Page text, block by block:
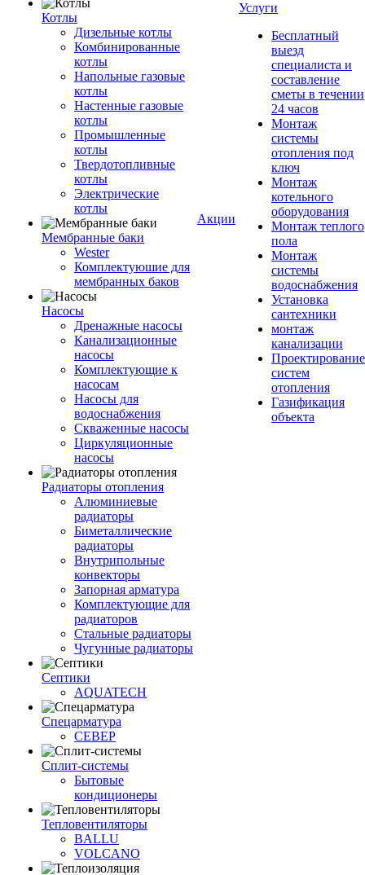
Котлы
Дизельные котлы
Комбинированные
котлы
Напольные газовые
котлы
Настенные газовые
котлы
Промышленные
котлы
Твердотопливные
котлы
Электрические
котлы
Мембранные баки
Wester
Комплектуюшие для
мембранных баков
Насосы
Дренажные насосы
Канализационные
насосы
Комплектующие к
насосам
Насосы для
водоснабжения
Скваженные насосы
Циркуляционные
насосы
Радиаторы отопления
Алюминиевые
радиаторы
Биметаллические
радиаторы
Внутрипольные
конвекторы
Запорная арматура
Комплектующие для
радиаторов
Стальные радиаторы
Чугунные радиаторы
Септики
AQUATECH
Спецарматура
СЕВЕР
Сплит-системы
Бытовые
кондиционеры
Тепловентиляторы
BALLU
VOLCANO
Акции
Услуги
Бесплатный
выезд
специалиста и
составление
сметы в течении
24 часов
Монтаж
системы
отопления под
ключ
Монтаж
котельного
оборудования
Монтаж теплого
пола
Монтаж
системы
водоснабжения
Установка
сантехники
монтаж
канализации
Проектирование
систем
отопления
Газификация
объекта